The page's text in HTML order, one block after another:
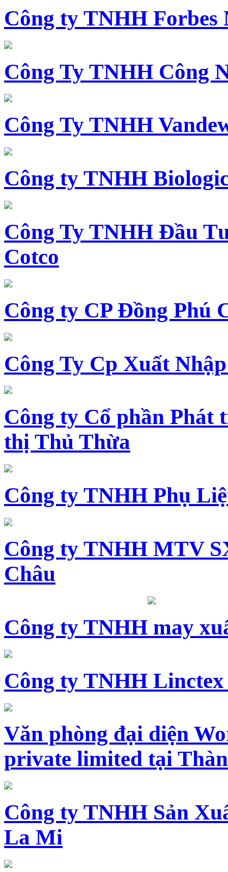
Công ty TNHH
Công Ty TNHH Công
Công Ty TNHH
Công ty TNHH
Công Ty TNHH Đầu
Cotco
Công ty CP Đồng Phú
Công Ty Cp Xuất
Công ty Cổ phần Phát
thị Thủ Thừa
Công ty TNHH Phụ
Công ty TNHH MTV
Châu
Công ty TNHH may
Công ty TNHH Linctex
Văn phòng đại diện
private limited tại
Công ty TNHH Sản
La Mi